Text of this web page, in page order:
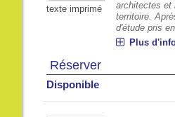
texte imprimé
architectes et
territoire.
d'étude pris
Plus
Réserver
Disponible